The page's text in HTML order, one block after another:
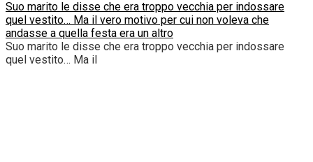
Suo marito le disse che era troppo vecchia per indossare
quel vestito… Ma il vero motivo per cui non voleva che
andasse a quella festa era un altro
Suo marito le disse che era troppo vecchia per indossare
quel vestito… Ma il